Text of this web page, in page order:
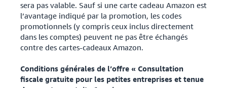
sera pas valable. Sauf si une carte cadeau Amazon est
l’avantage indiqué par la promotion, les codes
promotionnels (y compris ceux inclus directement
dans les comptes) peuvent ne pas être échangés
contre des cartes-cadeaux Amazon.
Conditions générales de l’offre « Consultation
fiscale gratuite pour les petites entreprises et tenue